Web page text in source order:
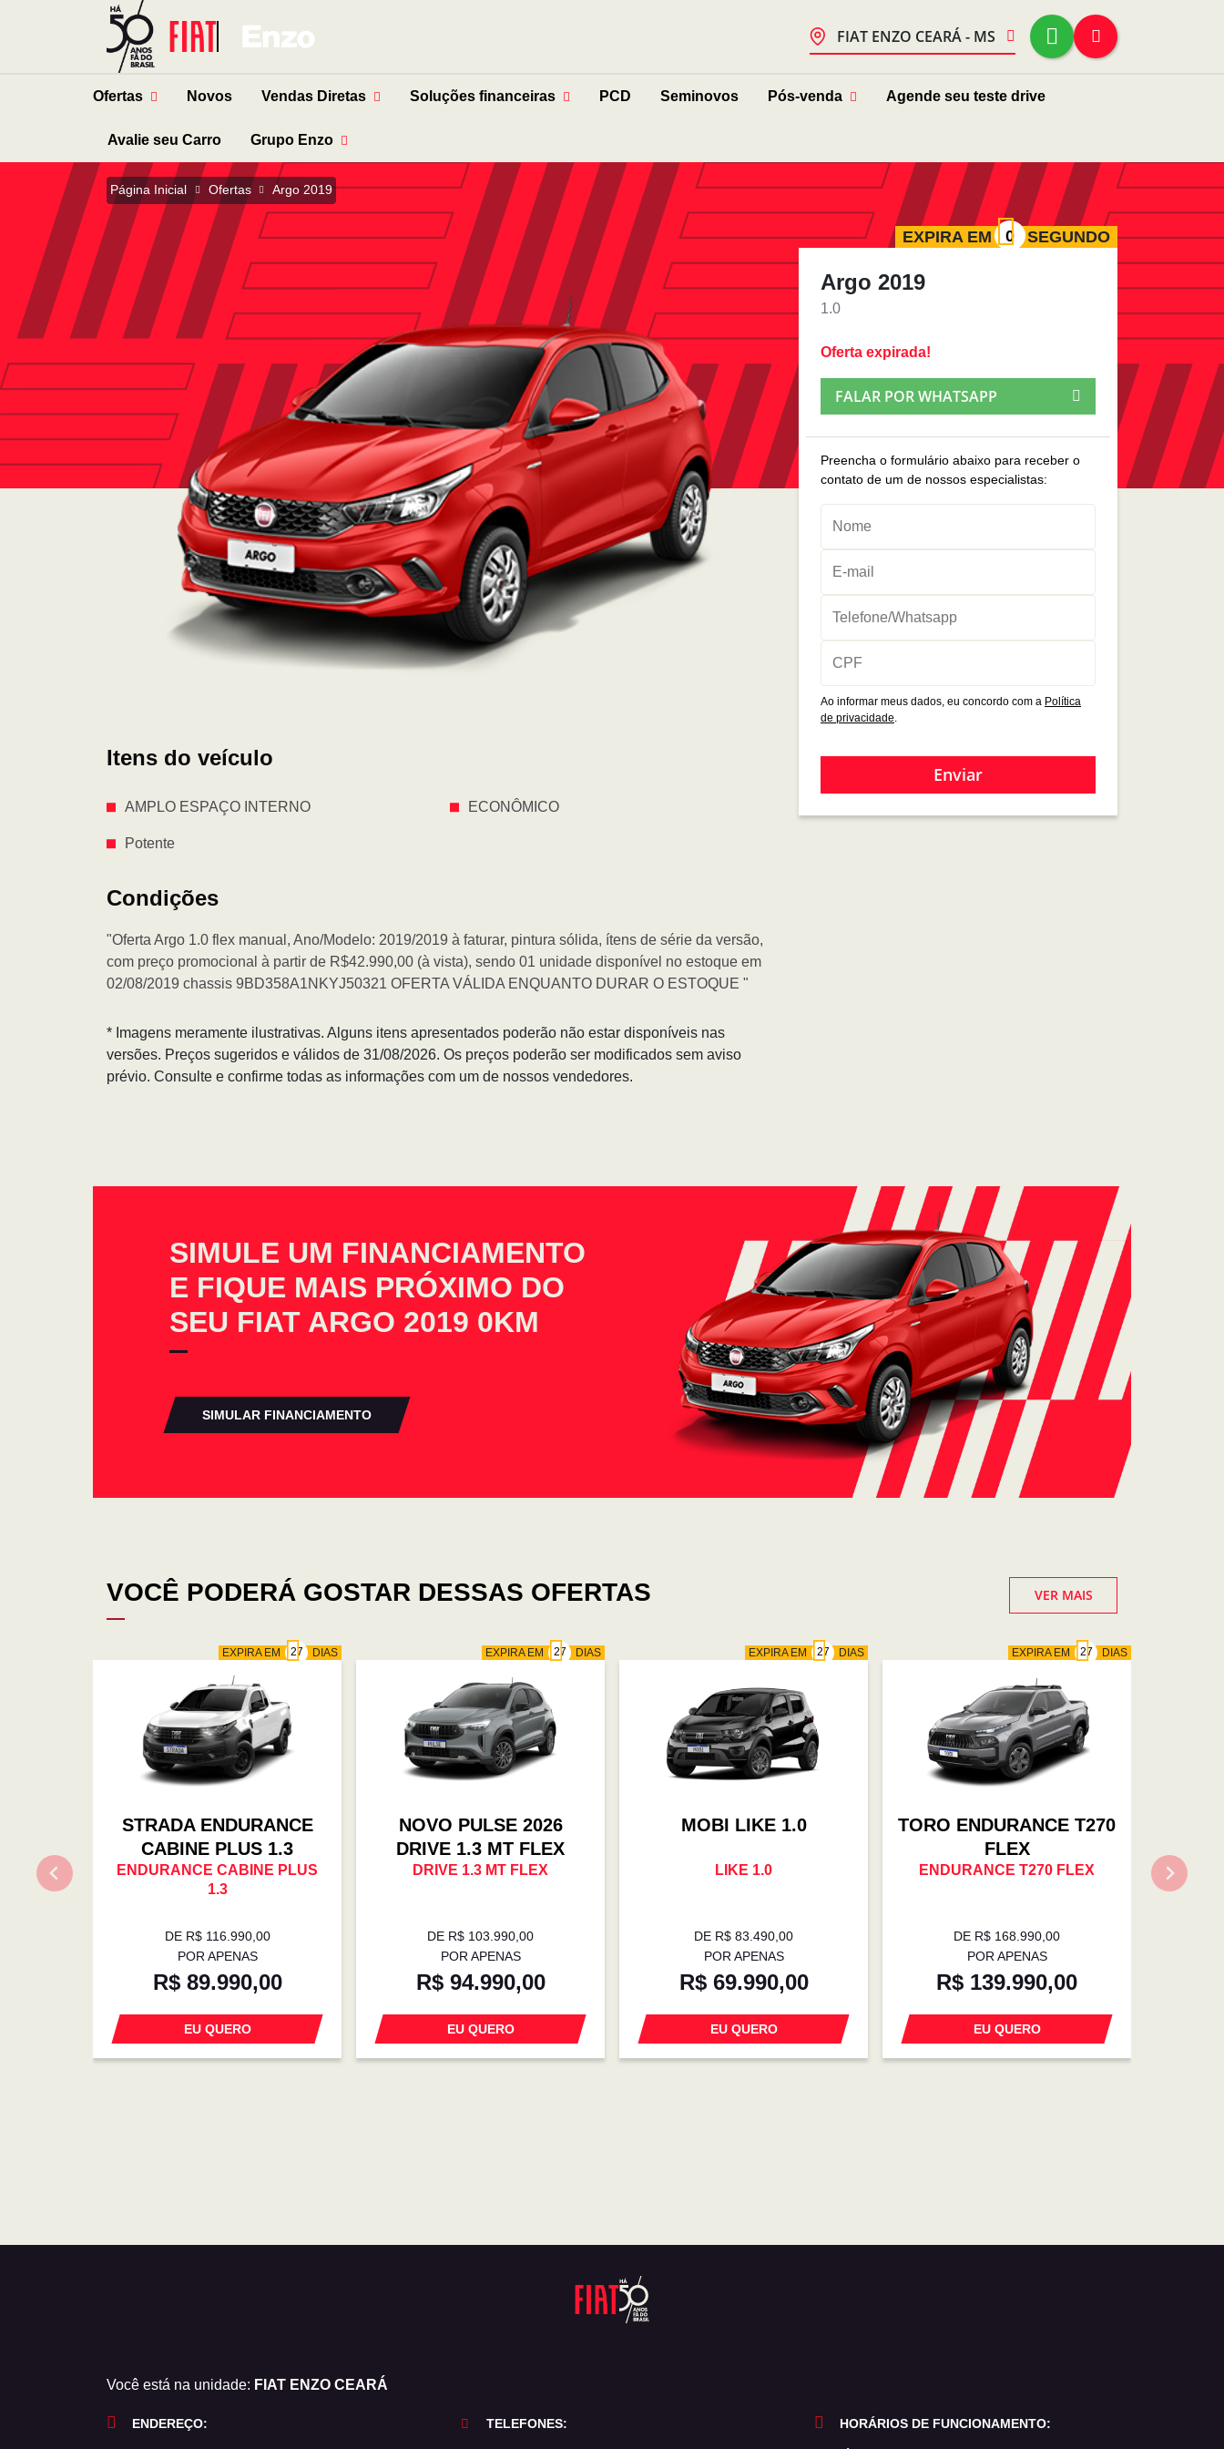
FIAT ENZO CEARÁ - MS
Ofertas Novos Vendas Diretas Soluções financeiras PCD Seminovos Pós-venda Agende seu teste drive
Avalie seu Carro Grupo Enzo
Página Inicial Ofertas Argo 2019
Itens do veículo
AMPLO ESPAÇO INTERNO
Potente
ECONÔMICO
Condições
"Oferta Argo 1.0 flex manual, Ano/Modelo: 2019/2019 à faturar, pintura sólida, ítens de série da versão,
com preço promocional à partir de R$42.990,00 (à vista), sendo 01 unidade disponível no estoque em
02/08/2019 chassis 9BD358A1NKYJ50321 OFERTA VÁLIDA ENQUANTO DURAR O ESTOQUE "
* Imagens meramente ilustrativas. Alguns itens apresentados poderão não estar disponíveis nas
versões. Preços sugeridos e válidos de 31/08/2026. Os preços poderão ser modificados sem aviso
prévio. Consulte e confirme todas as informações com um de nossos vendedores.
EXPIRA EM SEGUNDO
Argo 2019
1.0
Oferta expirada!
FALAR POR WHATSAPP
Preencha o formulário abaixo para receber o
contato de um de nossos especialistas:
Ao informar meus dados, eu concordo com a Política
de privacidade.
Enviar
SIMULE UM FINANCIAMENTO
E FIQUE MAIS PRÓXIMO DO
SEU FIAT ARGO 2019 0KM
SIMULAR FINANCIAMENTO
VOCÊ PODERÁ GOSTAR DESSAS OFERTAS VER MAIS
EXPIRA EM DIAS
STRADA ENDURANCE
CABINE PLUS 1.3
ENDURANCE CABINE PLUS
1.3
DE R$ 116.990,00
POR APENAS
R$ 89.990,00
EU QUERO
EXPIRA EM DIAS
NOVO PULSE 2026
DRIVE 1.3 MT FLEX
DRIVE 1.3 MT FLEX
DE R$ 103.990,00
POR APENAS
R$ 94.990,00
EU QUERO
EXPIRA EM DIAS
MOBI LIKE 1.0
LIKE 1.0
DE R$ 83.490,00
POR APENAS
R$ 69.990,00
EU QUERO
EXPIRA EM DIAS
TORO ENDURANCE T270
FLEX
ENDURANCE T270 FLEX
DE R$ 168.990,00
POR APENAS
R$ 139.990,00
EU QUERO
Você está na unidade: FIAT ENZO CEARÁ
ENDEREÇO: TELEFONES: HORÁRIOS DE FUNCIONAMENTO: